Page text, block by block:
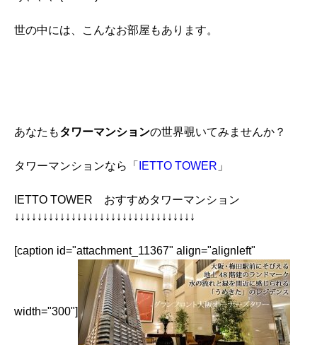
世の中には、こんなお部屋もあります。
あなたもタワーマンションの世界覗いてみませんか？
タワーマンションなら「 IETTO TOWER 」
IETTO TOWER おすすめタワーマンション
↓↓↓↓↓↓↓↓↓↓↓↓↓↓↓↓↓↓↓↓↓↓↓↓↓↓↓↓↓↓↓↓
[caption id="attachment_11367" align="alignleft"
width="300"]